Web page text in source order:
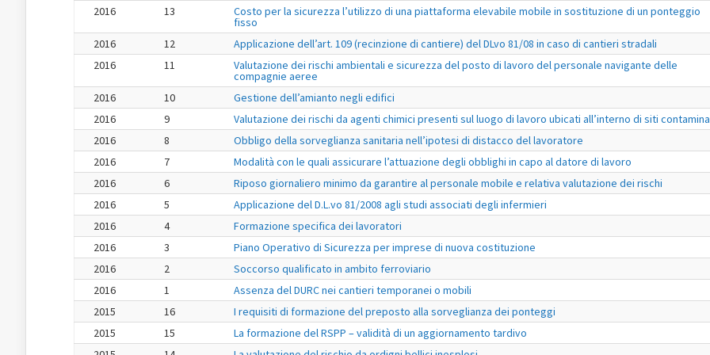
2016 13 Costo per la sicurezza l’utilizzo di una piattaforma elevabile mobile in sostituzione di un ponteggio
fisso
2016
12
Applicazione dell’art. 109 (recinzione di cantiere) del DLvo 81/08 in caso di cantieri stradali
2016
11 Valutazione dei rischi ambientali e sicurezza del posto di lavoro del personale navigante delle
compagnie aeree
2016
10
Gestione dell’amianto negli edifici
2016
9
Valutazione dei rischi da agenti chimici presenti sul luogo di lavoro ubicati all’interno di siti
2016
8
Obbligo della sorveglianza sanitaria nell’ipotesi di distacco del lavoratore
2016
7
Modalità con le quali assicurare l’attuazione degli obblighi in capo al datore di lavoro
2016
6
Riposo giornaliero minimo da garantire al personale mobile e relativa valutazione dei rischi
2016
5
Applicazione del D.L.vo 81/2008 agli studi associati degli infermieri
2016
4
Formazione specifica dei lavoratori
2016
3
Piano Operativo di Sicurezza per imprese di nuova costituzione
2016
2
Soccorso qualificato in ambito ferroviario
2016
1
Assenza del DURC nei cantieri temporanei o mobili
2015
16
I requisiti di formazione del preposto alla sorveglianza dei ponteggi
2015
15
La formazione del RSPP – validità di un aggiornamento tardivo